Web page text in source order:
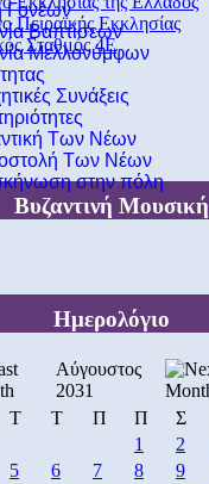
Γονέων
Βαπτίσεων
Μελλονύμφων
Συνάξεις
Των Νέων
Των Νέων
στην πόλη
Πειραϊκής Εκκλησίας
Σταθμός 4Ε
Βυζαντινή Μουσική
Ημερολόγιο
Αύγουστος
2031
Τ Τ Π Π Σ
1
2
5 6 7 8 9